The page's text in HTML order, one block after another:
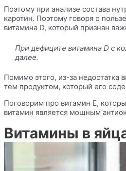
Поэтому при анализе состава
каротин. Поэтому говоря о
витамина D, который признан
При дефиците витамина D с
далее.
Помимо этого, из-за недостатка
тем продуктом, который его
Поговорим про витамин Е,
витамин является мощным
Витамины в